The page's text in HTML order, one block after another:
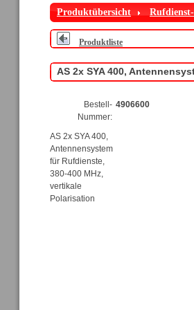
Produktübersicht
Produktliste
AS 2x SYA 400,
Bestell-
Nummer:
4906600
AS 2x SYA 400,
Antennensystem
für Rufdienste,
380-400 MHz,
vertikale
Polarisation